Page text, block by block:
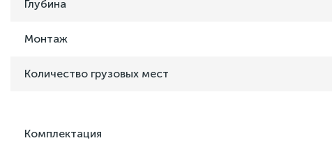
Глубина
Монтаж
Количество грузовых мест
Комплектация